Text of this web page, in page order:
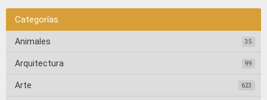
Categorías
Animales 35
Arquitectura 99
Arte 623